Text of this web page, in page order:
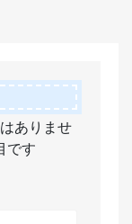
ありませ
です